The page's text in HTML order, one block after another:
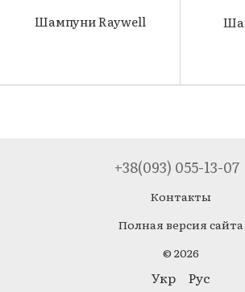
Шампуни Raywell
+38(093) 055-13-07
Контакты
Полная версия сайта
© 2026
Укр Рус